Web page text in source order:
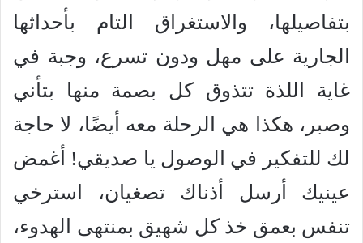
بتفاصيلها، والاستغراق التام بأحداثها
الجارية على مهل ودون تسرع، وجبة في
غاية اللذة تتذوق كل بصمة منها بتأني
وصبر، هكذا هي الرحلة معه أيضًا، لا حاجة
لك للتفكير في الوصول يا صديقي! أغمض
عينيك أرسل أذناك تصغيان، استرخي
تنفس بعمق خذ كل شهيق بمنتهى الهدوء،